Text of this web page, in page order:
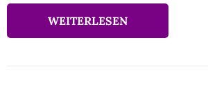
WEITERLESEN